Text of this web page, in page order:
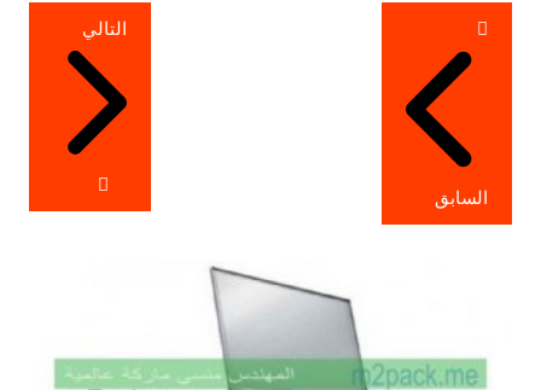
تصفّح
المقالات
السابق
التالي